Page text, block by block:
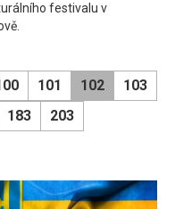
festivalu v
101 102
103
183 203